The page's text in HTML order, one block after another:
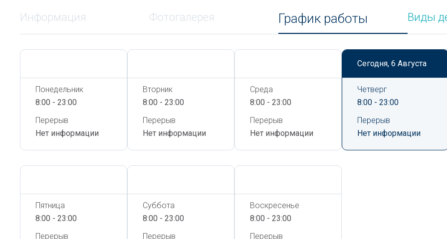
Информация Фотогалерея График работы Виды
Понедельник
8:00 - 23:00
Перерыв
Нет информации
Вторник
8:00 - 23:00
Перерыв
Нет информации
Среда
8:00 - 23:00
Перерыв
Нет информации
Сегодня, 6 Августа
Четверг
8:00 - 23:00
Перерыв
Нет информации
Пятница
8:00 - 23:00
Перерыв
Суббота
8:00 - 23:00
Перерыв
Воскресенье
8:00 - 23:00
Перерыв